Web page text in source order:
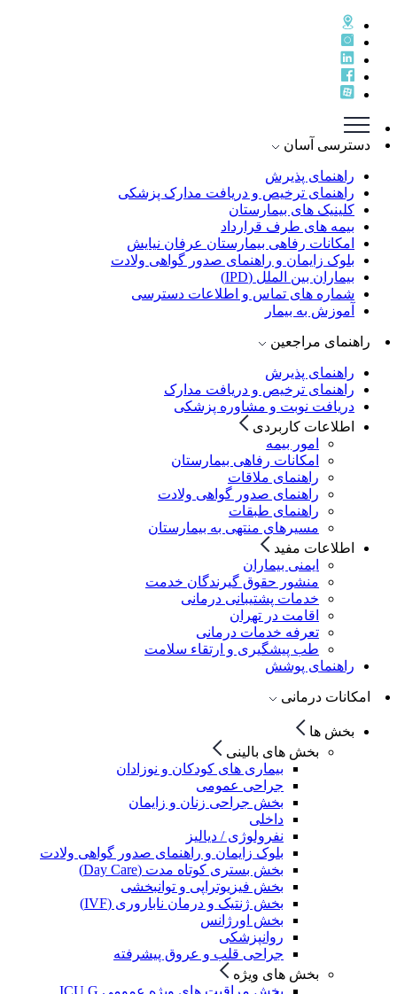
دسترسی آسان
راهنمای پذيرش
راهنمای ترخيص و دريافت مدارک پزشکی
کلینیک های بیمارستان
بیمه های طرف قرارداد
امکانات رفاهی بیمارستان عرفان نیایش
بلوک زایمان و راهنمای صدور گواهی ولادت
بیماران بین الملل (IPD)
شماره های تماس و اطلاعات دسترسی
آموزش به بیمار
راهنمای مراجعین
راهنمای پذیرش
راهنمای ترخیص و دریافت مدارک
دریافت نوبت و مشاوره پزشکی
اطلاعات کاربردی
امور بیمه
امکانات رفاهی بیمارستان
راهنمای ملاقات
راهنمای صدور گواهی ولادت
راهنمای طبقات
مسیرهای منتهی به بیمارستان
اطلاعات مفید
ایمنی بیماران
منشور حقوق گیرندگان خدمت
خدمات پشتیبانی درمانی
اقامت در تهران
تعرفه خدمات درمانی
طب پیشگیری و ارتقاء سلامت
راهنمای پوشش
امکانات درمانی
بخش ها
بخش های بالینی
بیماری های کودکان و نوزادان
جراحی عمومی
بخش جراحی زنان و زایمان
داخلی
نفرولوژی / دیالیز
بلوک زایمان و راهنمای صدور گواهی ولادت
بخش بستری کوتاه مدت (Day Care)
بخش فیزیوتراپی و توانبخشی
بخش ژنتیک و درمان ناباروری (IVF)
بخش اورژانس
روانپزشکی
جراحی قلب و عروق پیشرفته
بخش های ویژه
بخش مراقبت های ویژه عمومی ICU G